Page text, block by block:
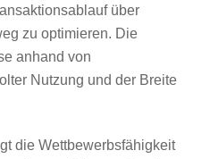
über
zu optimieren. Die
anhand von
Nutzung und der Breite
die Wettbewerbsfähigkeit